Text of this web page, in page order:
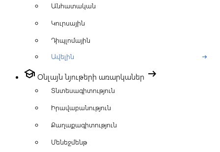
Անհատական
Կուրսային
Դիպլոմային
Ավելին
arrow_right_alt
school Օնլայն նյութերի առարկաներ arrow_right_alt
Տնտեսագիտություն
Իրավաբանություն
Քաղաքագիտություն
Մենեջմենթ